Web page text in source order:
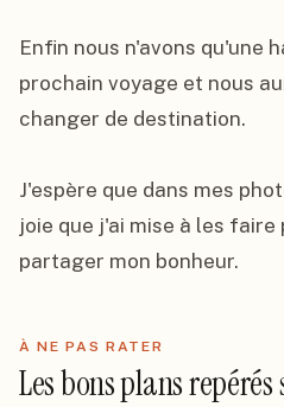
Enfin nous n'avons qu'une
prochain voyage et nous
changer de destination.
J'espère que dans mes
joie que j'ai mise à les
partager mon bonheur.
À NE PAS RATER
Les bons plans